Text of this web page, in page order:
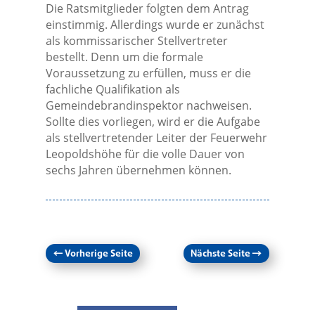
Die Ratsmitglieder folgten dem Antrag
einstimmig. Allerdings wurde er zunächst
als kommissarischer Stellvertreter
bestellt. Denn um die formale
Voraussetzung zu erfüllen, muss er die
fachliche Qualifikation als
Gemeindebrandinspektor nachweisen.
Sollte dies vorliegen, wird er die Aufgabe
als stellvertretender Leiter der Feuerwehr
Leopoldshöhe für die volle Dauer von
sechs Jahren übernehmen können.
←Vorherige Seite Nächste Seite→